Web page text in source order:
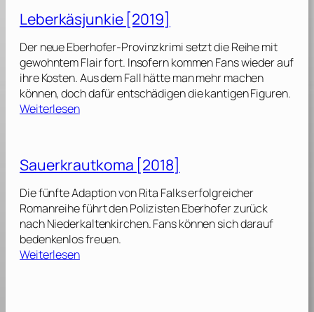
0
3
]
c
h
w
a
d
e
r
2
2
]
s
r
s
c
h
m
r
n
d
r
a
m
a
Leberkäsjunkie [2019]
Der neue Eberhofer-Provinzkrimi setzt die Reihe mit
gewohntem Flair fort. Insofern kommen Fans wieder auf
ihre Kosten. Aus dem Fall hätte man mehr machen
können, doch dafür entschädigen die kantigen Figuren.
Weiterlesen:
e
k
ä
s
j
u
Sauerkrautkoma [2018]
Die fünfte Adaption von Rita Falks erfolgreicher
Romanreihe führt den Polizisten Eberhofer zurück
nach Niederkaltenkirchen. Fans können sich darauf
bedenkenlos freuen.
Weiterlesen: